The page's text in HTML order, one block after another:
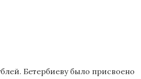
Бетербиеву было присвоено